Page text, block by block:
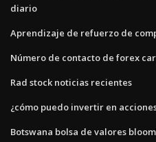
diario
Aprendizaje de refuerzo de
Número de contacto de forex
Rad stock noticias recientes
¿cómo puedo invertir en acciones
Botswana bolsa de valores